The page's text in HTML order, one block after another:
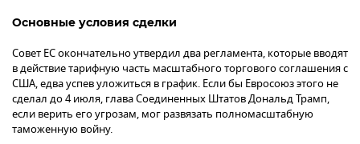
Основные условия сделки
Совет ЕС окончательно утвердил два регламента, которые вводят
в действие тарифную часть масштабного торгового соглашения с
США, едва успев уложиться в график. Если бы Евросоюз этого не
сделал до 4 июля, глава Соединенных Штатов Дональд Трамп,
если верить его угрозам, мог развязать полномасштабную
таможенную войну.